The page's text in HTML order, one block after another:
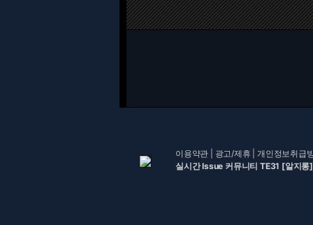
이용약관 광고/제휴 |개인정보취급
실시간 Issue 커뮤니티 TE31 [알지